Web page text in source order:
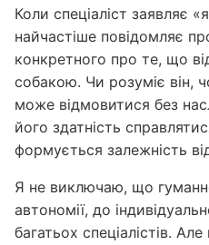
Коли спеціаліст заявляє
найчастіше повідомляє
конкретного про те, що
собакою. Чи розуміє він,
може відмовитися без
його здатність
формується залежність
Я не виключаю, що
автономії, до
багатьох спеціалістів.